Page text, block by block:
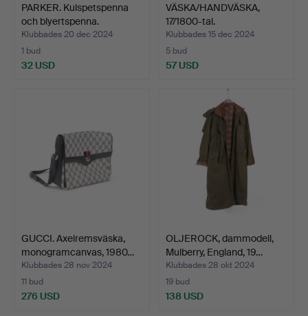
PARKER. Kulspetspenna
och blyertspenna.
Klubbades 20 dec 2024
1 bud
32 USD
VÄSKA/HANDVÄSKA,
17/1800-tal.
Klubbades 15 dec 2024
5 bud
57 USD
GUCCI. Axelremsväska,
monogramcanvas, 1980…
Klubbades 28 nov 2024
11 bud
276 USD
OLJEROCK, dammodell,
Mulberry, England, 19…
Klubbades 28 okt 2024
19 bud
138 USD